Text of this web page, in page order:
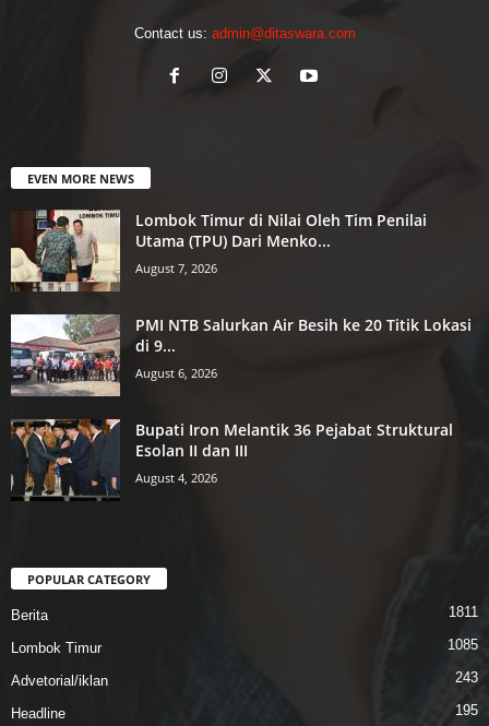
Contact us: admin@ditaswara.com
EVEN MORE NEWS
Lombok Timur di Nilai Oleh Tim Penilai
Utama (TPU) Dari Menko...
August 7, 2026
PMI NTB Salurkan Air Besih ke 20 Titik Lokasi
di 9...
August 6, 2026
Bupati Iron Melantik 36 Pejabat Struktural
Esolan II dan III
August 4, 2026
POPULAR CATEGORY
Berita 1811
Lombok Timur 1085
Advetorial/iklan 243
Headline 195